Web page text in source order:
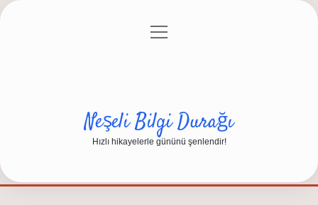
Gizlilik Politikası
menüyü
Neşeli Bilgi Durağı
Hızlı hikayelerle gününü şenlendir!